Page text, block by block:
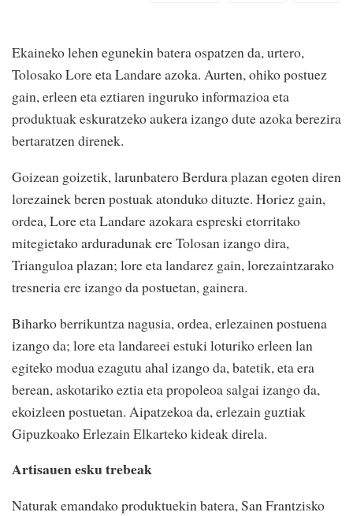
Ekaineko lehen egunekin batera ospatzen da, urtero,
Tolosako Lore eta Landare azoka. Aurten, ohiko postuez
gain, erleen eta eztiaren inguruko informazioa eta
produktuak eskuratzeko aukera izango dute azoka berezira
bertaratzen direnek.
Goizean goizetik, larunbatero Berdura plazan egoten diren
lorezainek beren postuak atonduko dituzte. Horiez gain,
ordea, Lore eta Landare azokara espreski etorritako
mitegietako arduradunak ere Tolosan izango dira,
Trianguloa plazan; lore eta landarez gain, lorezaintzarako
tresneria ere izango da postuetan, gainera.
Biharko berrikuntza nagusia, ordea, erlezainen postuena
izango da; lore eta landareei estuki loturiko erleen lan
egiteko modua ezagutu ahal izango da, batetik, eta era
berean, askotariko eztia eta propoleoa salgai izango da,
ekoizleen postuetan. Aipatzekoa da, erlezain guztiak
Gipuzkoako Erlezain Elkarteko kideak direla.
Artisauen esku trebeak
Naturak emandako produktuekin batera, San Frantzisko